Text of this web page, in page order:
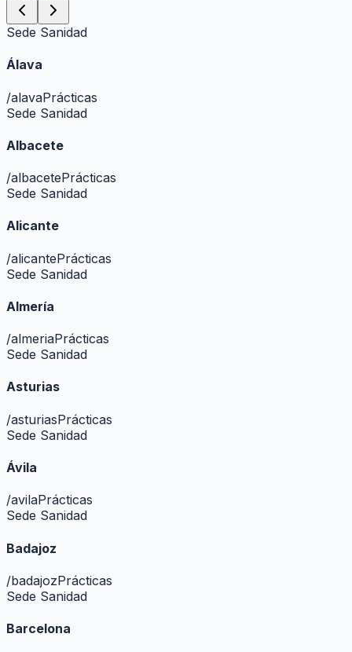
Sede Sanidad
Álava
/alavaPrácticas
Sede Sanidad
Albacete
/albacetePrácticas
Sede Sanidad
Alicante
/alicantePrácticas
Sede Sanidad
Almería
/almeriaPrácticas
Sede Sanidad
Asturias
/asturiasPrácticas
Sede Sanidad
Ávila
/avilaPrácticas
Sede Sanidad
Badajoz
/badajozPrácticas
Sede Sanidad
Barcelona